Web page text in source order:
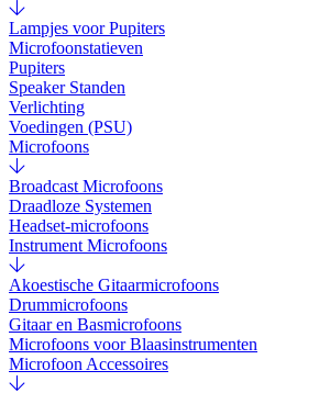
Lampjes voor Pupiters
Microfoonstatieven
Pupiters
Speaker Standen
Verlichting
Voedingen (PSU)
Microfoons
Broadcast Microfoons
Draadloze Systemen
Headset-microfoons
Instrument Microfoons
Akoestische Gitaarmicrofoons
Drummicrofoons
Gitaar en Basmicrofoons
Microfoons voor Blaasinstrumenten
Microfoon Accessoires